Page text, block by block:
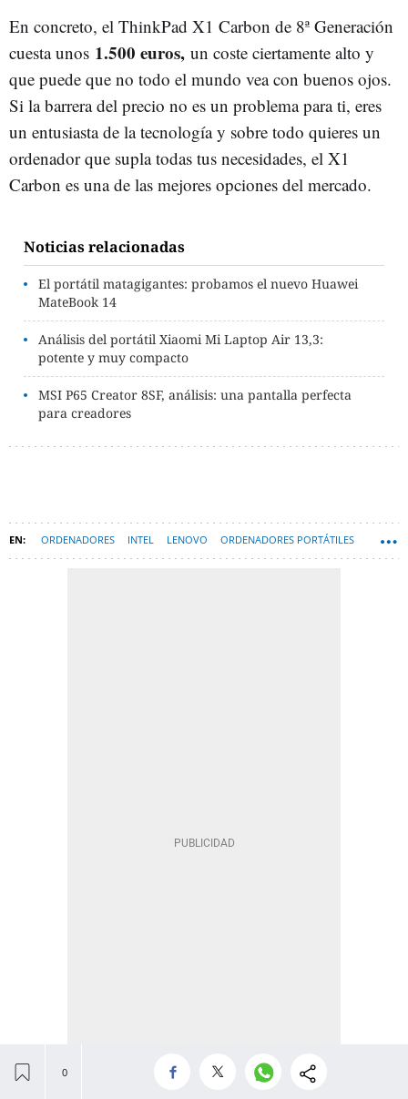
En concreto, el ThinkPad X1 Carbon de 8ª Generación
cuesta unos 1.500 euros, un coste ciertamente alto y
que puede que no todo el mundo vea con buenos ojos.
Si la barrera del precio no es un problema para ti, eres
un entusiasta de la tecnología y sobre todo quieres un
ordenador que supla todas tus necesidades, el X1
Carbon es una de las mejores opciones del mercado.
Noticias relacionadas
El portátil matagigantes: probamos el nuevo Huawei
MateBook 14
Análisis del portátil Xiaomi Mi Laptop Air 13,3:
potente y muy compacto
MSI P65 Creator 8SF, análisis: una pantalla perfecta
para creadores
ORDENADORES INTEL LENOVO ORDENADORES PORTÁTILES